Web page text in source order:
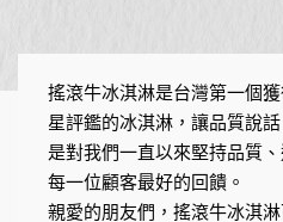
搖滾牛冰淇淋是台灣第一個
星評鑑的冰淇淋， 讓品質說
是對我們一直以來堅持品質
每一位顧客最好的回饋。
親愛的朋友們，搖滾牛冰淇